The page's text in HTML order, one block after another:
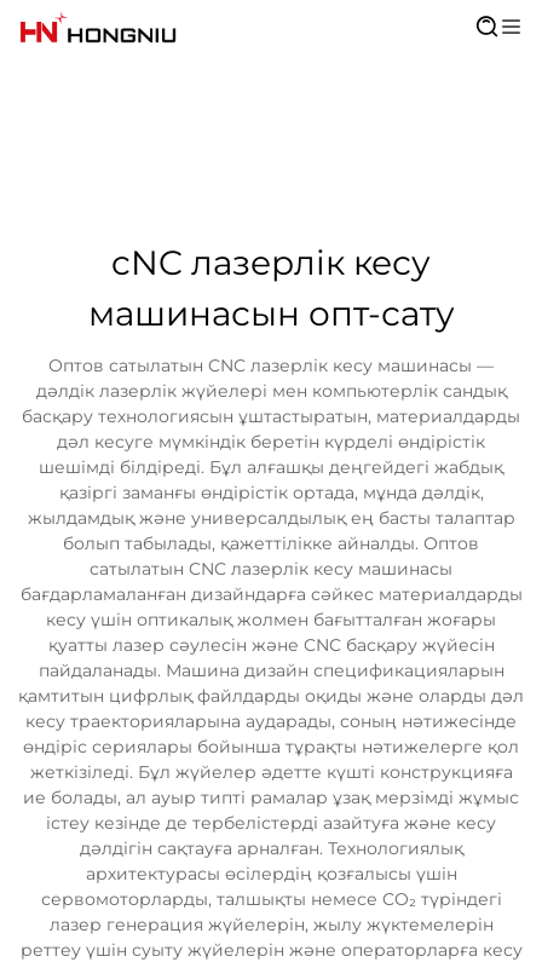
cNC лазерлік кесу
машинасын опт-сату
Оптов сатылатын CNC лазерлік кесу машинасы —
дәлдік лазерлік жүйелері мен компьютерлік сандық
басқару технологиясын ұштастыратын, материалдарды
дәл кесуге мүмкіндік беретін күрделі өндірістік
шешімді білдіреді. Бұл алғашқы деңгейдегі жабдық
қазіргі заманғы өндірістік ортада, мұнда дәлдік,
жылдамдық және универсалдылық ең басты талаптар
болып табылады, қажеттілікке айналды. Оптов
сатылатын CNC лазерлік кесу машинасы
бағдарламаланған дизайндарға сәйкес материалдарды
кесу үшін оптикалық жолмен бағытталған жоғары
қуатты лазер сәулесін және CNC басқару жүйесін
пайдаланады. Машина дизайн спецификацияларын
қамтитын цифрлық файлдарды оқиды және оларды дәл
кесу траекторияларына аударады, соның нәтижесінде
өндіріс сериялары бойынша тұрақты нәтижелерге қол
жеткізіледі. Бұл жүйелер әдетте күшті конструкцияға
ие болады, ал ауыр типті рамалар ұзақ мерзімді жұмыс
істеу кезінде де тербелістерді азайтуға және кесу
дәлдігін сақтауға арналған. Технологиялық
архитектурасы өсілердің қозғалысы үшін
сервомоторларды, талшықты немесе CO₂ түріндегі
лазер генерация жүйелерін, жылу жүктемелерін
реттеу үшін суыту жүйелерін және операторларға кесу